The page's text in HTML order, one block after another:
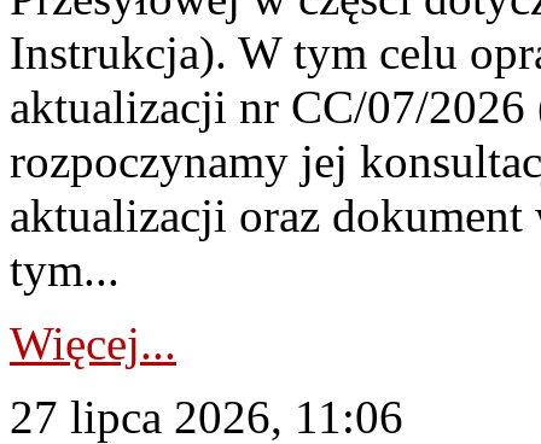
Instrukcja). W tym celu
aktualizacji nr CC/07/
rozpoczynamy jej
aktualizacji oraz
tym...
Więcej...
27 lipca 2026, 11:06